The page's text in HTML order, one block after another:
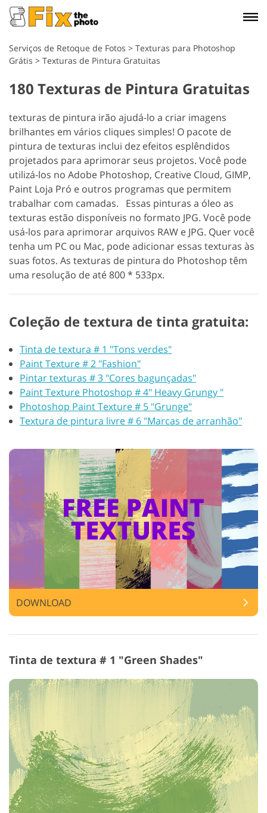
Serviços de Retoque de Fotos > Texturas para Photoshop
Grátis > Texturas de Pintura Gratuitas
180 Texturas de Pintura Gratuitas
texturas de pintura irão ajudá-lo a criar imagens
brilhantes em vários cliques simples! O pacote de
pintura de texturas inclui dez efeitos esplêndidos
projetados para aprimorar seus projetos. Você pode
utilizá-los no Adobe Photoshop, Creative Cloud, GIMP,
Paint Loja Pró e outros programas que permitem
trabalhar com camadas. Essas pinturas a óleo as
texturas estão disponíveis no formato JPG. Você pode
usá-los para aprimorar arquivos RAW e JPG. Quer você
tenha um PC ou Mac, pode adicionar essas texturas às
suas fotos. As texturas de pintura do Photoshop têm
uma resolução de até 800 * 533px.
Coleção de textura de tinta gratuita:
Tinta de textura # 1 "Tons verdes"
Paint Texture # 2 "Fashion"
Pintar texturas # 3 "Cores bagunçadas"
Paint Texture Photoshop # 4" Heavy Grungy "
Photoshop Paint Texture # 5 "Grunge"
Textura de pintura livre # 6 "Marcas de arranhão"
DOWNLOAD
Tinta de textura # 1 "Green Shades"